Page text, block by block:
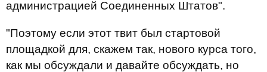
администрацией Соединенных Штатов".
"Поэтому если этот твит был стартовой
площадкой для, скажем так, нового курса того,
как мы обсуждали и давайте обсуждать, но